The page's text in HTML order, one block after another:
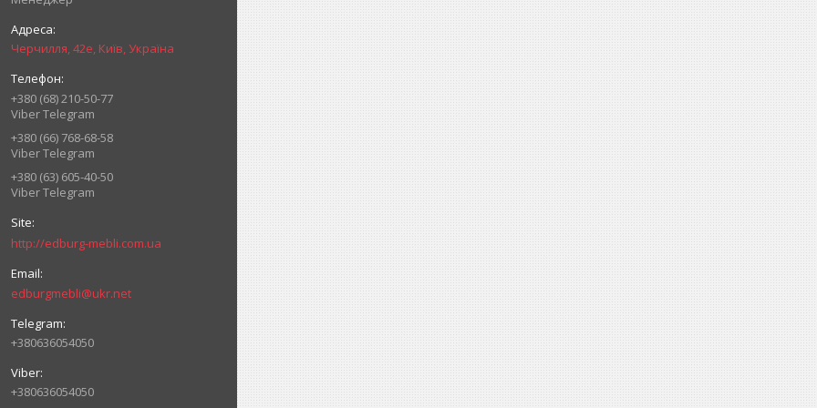
Черчилля, 42е, Київ, Україна
+380 (68) 210-50-77
Viber Telegram
+380 (66) 768-68-58
Viber Telegram
+380 (63) 605-40-50
Viber Telegram
http://edburg-mebli.com.ua
edburgmebli@ukr.net
+380636054050
+380636054050